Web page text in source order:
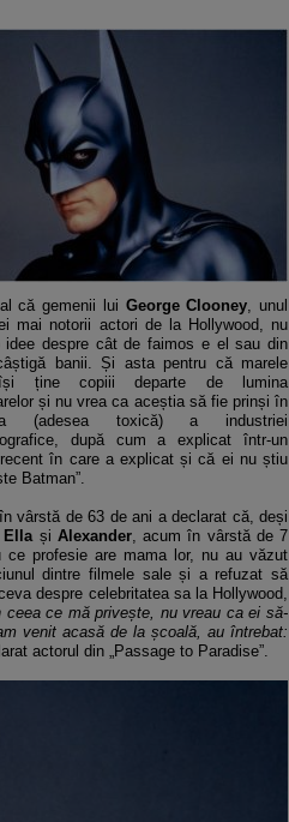
că gemenii lui George Clooney, unul
mai notorii actori de la Hollywood, nu
idee despre cât de faimos e el sau din
banii. Și asta pentru că marele
ține copiii departe de lumina
și nu vrea ca aceștia să fie prinși în
(adesea toxică) a industriei
după cum a explicat într-un
în care a explicat și că ei nu știu
Batman”.
vârstă de 63 de ani a declarat că, deși
Ella și Alexander, acum în vârstă de 7
ce profesie are mama lor, nu au văzut
dintre filmele sale și a refuzat să
despre celebritatea sa la Hollywood,
ce mă privește, nu vreau ca ei să-
venit acasă de la școală, au întrebat:
actorul din „Passage to Paradise”.